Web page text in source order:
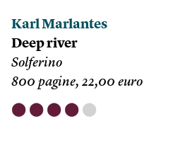
Karl Marlantes
Deep river
Solferino
800 pagine, 22,00 euro
⬤ ⬤ ⬤ ⬤ ⬤